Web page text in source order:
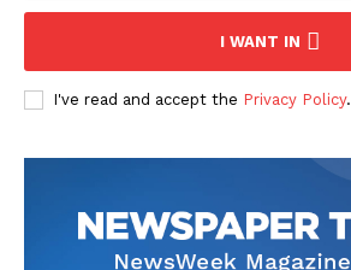
I WANT IN
I've read and accept the Privacy Policy.